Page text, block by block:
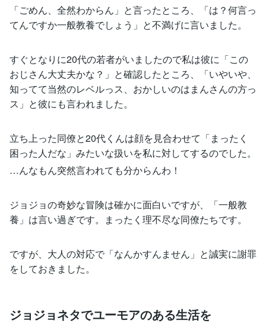
「ごめん、全然わからん」と言ったところ、「は？何言っ
てんですか一般教養でしょう」と不満げに言いました。
すぐとなりに20代の若者がいましたので私は彼に「この
おじさん大丈夫かな？」と確認したところ、「いやいや、
知ってて当然のレベルっス、おかしいのはまんさんの方っ
ス」と彼にも言われました。
立ち上った同僚と20代くんは顔を見合わせて「まったく
困った人だな」みたいな扱いを私に対してするのでした。
…んなもん突然言われても分からんわ！
ジョジョの奇妙な冒険は確かに面白いですが、「一般教
養」は言い過ぎです。まったく理不尽な同僚たちです。
ですが、大人の対応で「なんかすんません」と誠実に謝罪
をしておきました。
ジョジョネタでユーモアのある生活を